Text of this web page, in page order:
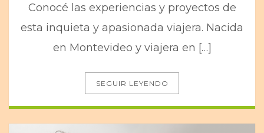
Conocé las experiencias y proyectos de
esta inquieta y apasionada viajera. Nacida
en Montevideo y viajera en […]
SEGUIR LEYENDO